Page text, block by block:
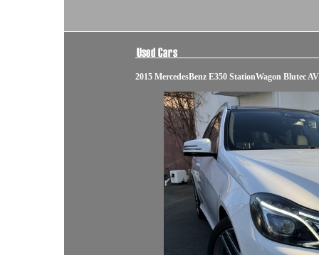
2015 MercedesBenz E350 StationWagon Blutec AV